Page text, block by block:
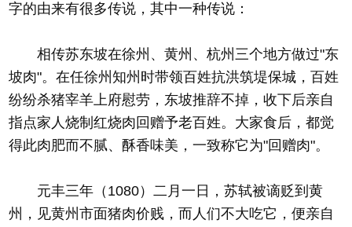
字的由来有很多传说，其中一种传说：
相传苏东坡在徐州、黄州、杭州三个地方做过"东
坡肉"。在任徐州知州时带领百姓抗洪筑堤保城，百姓
纷纷杀猪宰羊上府慰劳，东坡推辞不掉，收下后亲自
指点家人烧制红烧肉回赠予老百姓。大家食后，都觉
得此肉肥而不腻、酥香味美，一致称它为"回赠肉"。
元丰三年（1080）二月一日，苏轼被谪贬到黄
州，见黄州市面猪肉价贱，而人们不大吃它，便亲自